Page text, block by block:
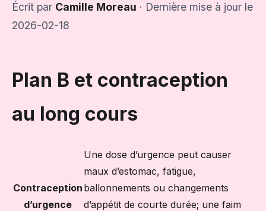
Écrit par Camille Moreau · Dernière mise à jour le
2026-02-18
Plan B et contraception
au long cours
Contraception
d’urgence
Une dose d’urgence peut causer
maux d’estomac, fatigue,
ballonnements ou changements
d’appétit de courte durée; une faim